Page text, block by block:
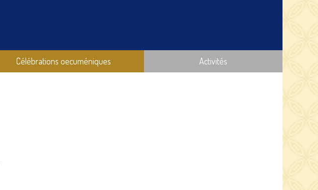
Célébrations oecuméniques Activités